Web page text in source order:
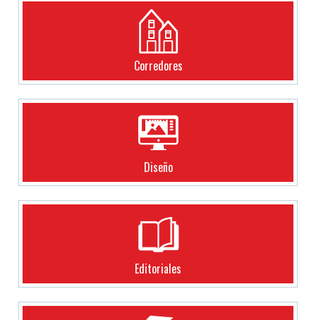
Corredores
Diseño
Editoriales